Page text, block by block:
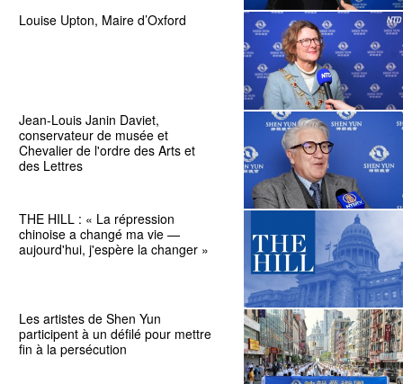
Louise Upton, Maire d’Oxford
Jean-Louis Janin Daviet,
conservateur de musée et
Chevalier de l'ordre des Arts et
des Lettres
THE HILL : « La répression
chinoise a changé ma vie —
aujourd'hui, j'espère la changer »
Les artistes de Shen Yun
participent à un défilé pour mettre
fin à la persécution